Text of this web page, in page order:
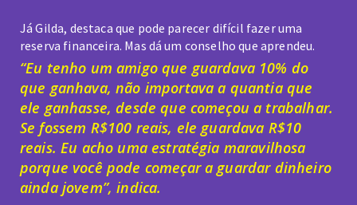
Já Gilda, destaca que pode parecer difícil fazer uma
reserva financeira. Mas dá um conselho que aprendeu.
“Eu tenho um amigo que guardava 10% do
que ganhava, não importava a quantia que
ele ganhasse, desde que começou a trabalhar.
Se fossem R$100 reais, ele guardava R$10
reais. Eu acho uma estratégia maravilhosa
porque você pode começar a guardar dinheiro
ainda jovem”, indica.